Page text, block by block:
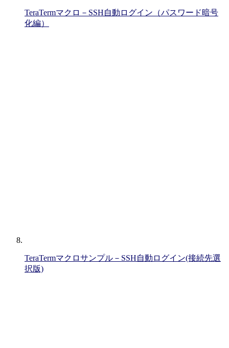
TeraTermマクロ－SSH自動ログイン（パスワード暗号
化編）
TeraTermマクロサンプル－SSH自動ログイン(接続先選
択版)